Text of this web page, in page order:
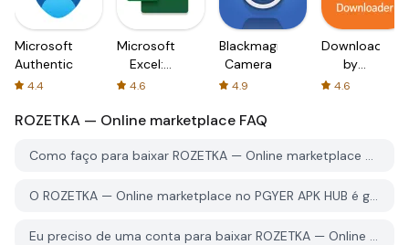
Microsoft
Authenticator
4.4
Microsoft
Excel:
Spreadsheets
4.6
Blackmagic
Camera
4.9
Downloader
by
AFTVnews
4.6
ROZETKA — Online marketplace FAQ
Como faço para baixar ROZETKA — Online marketplace do PGYER APK HUB?
O ROZETKA — Online marketplace no PGYER APK HUB é gratuito para baixar?
Eu preciso de uma conta para baixar ROZETKA — Online marketplace do PGYER APK HUB?